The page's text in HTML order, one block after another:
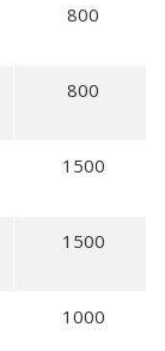
800
800
1500
1500
1000